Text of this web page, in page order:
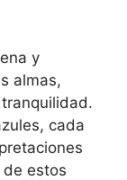
y
almas,
cada
estos